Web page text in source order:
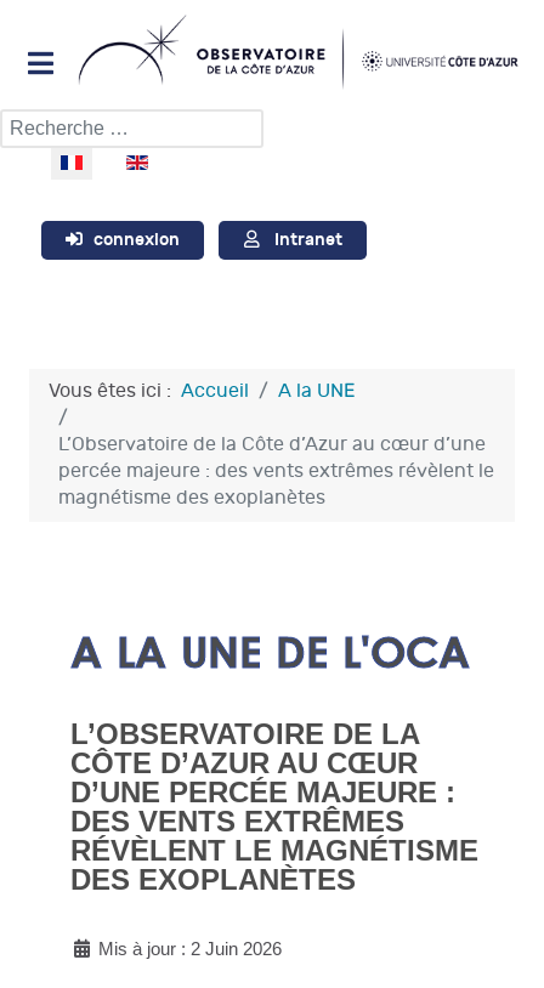
Rechercher
Sélectionnez votre langue
connexion Intranet
Vous êtes ici : Accueil A la UNE
L’Observatoire de la Côte d’Azur au cœur d’une
percée majeure : des vents extrêmes révèlent le
magnétisme des exoplanètes
A LA UNE DE L'OCA
L’OBSERVATOIRE DE LA
CÔTE D’AZUR AU CŒUR
D’UNE PERCÉE MAJEURE :
DES VENTS EXTRÊMES
RÉVÈLENT LE MAGNÉTISME
DES EXOPLANÈTES
Mis à jour : 2 Juin 2026